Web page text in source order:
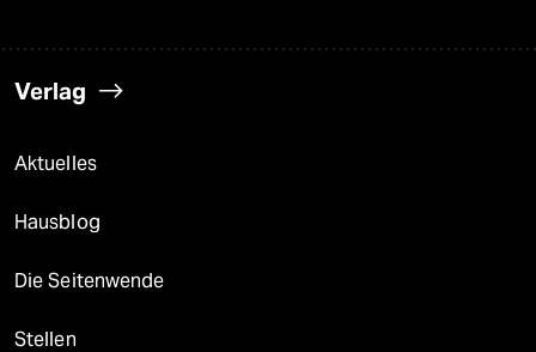
Verlag
Aktuelles
Hausblog
Die Seitenwende
Stellen